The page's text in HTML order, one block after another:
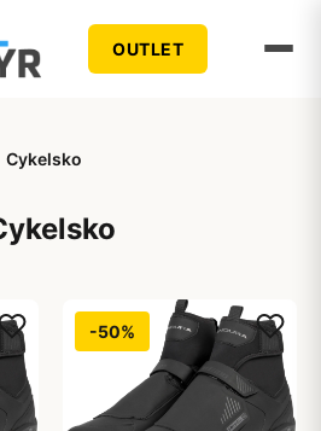
OUTLET
Cykelsko
-50%